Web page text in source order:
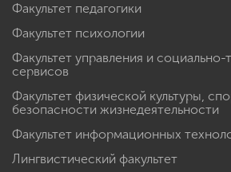
Факультет педагогики
Факультет психологии
Факультет управления и социально-
сервисов
Факультет физической культуры,
безопасности жизнедеятельности
Факультет информационных
Лингвистический факультет